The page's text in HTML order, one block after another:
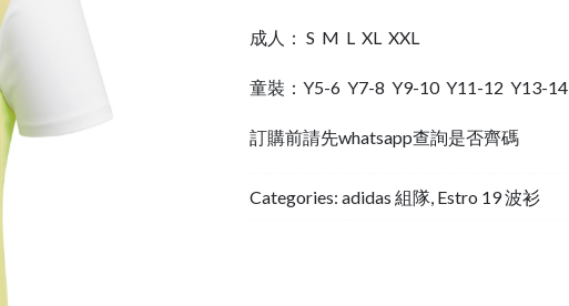
成人： S M L XL XXL
童裝：Y5-6 Y7-8 Y9-10 Y11-12 Y13-14
訂購前請先whatsapp查詢是否齊碼
Categories: adidas 組隊 Estro 19 波衫